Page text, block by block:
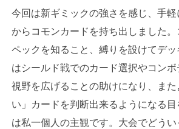
今回は新ギミックの強さを感じ、手
からコモンカードを持ち出しました
ペックを知ること、縛りを設けてデ
はシールド戦でのカード選択やコン
視野を広げることの助けになり、ま
い」カードを判断出来るようになる
は私一個人の主観です。大会でどう